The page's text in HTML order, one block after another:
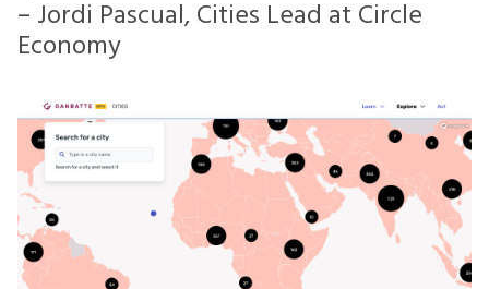
– Jordi Pascual, Cities Lead at Circle
Economy